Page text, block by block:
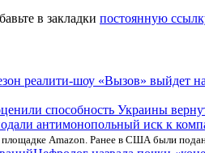
в закладки постоянную
реалити-шоу «Вызов» выйдет
способность Украины
антимонопольный иск к
площадке Amazon. Ранее в США были